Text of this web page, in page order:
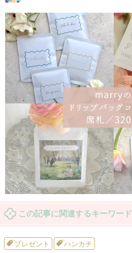
この記事に関連するキーワード
プレゼント ハンカチ